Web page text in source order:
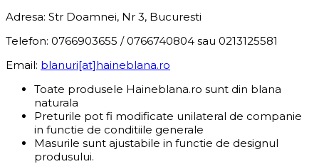
Adresa: Str Doamnei, Nr 3, Bucuresti
Telefon: 0766903655 / 0766740804 sau 0213125581
Email: blanuri[at]haineblana.ro
Toate produsele Haineblana.ro sunt din blana
naturala
Preturile pot fi modificate unilateral de companie
in functie de conditiile generale
Masurile sunt ajustabile in functie de designul
produsului.